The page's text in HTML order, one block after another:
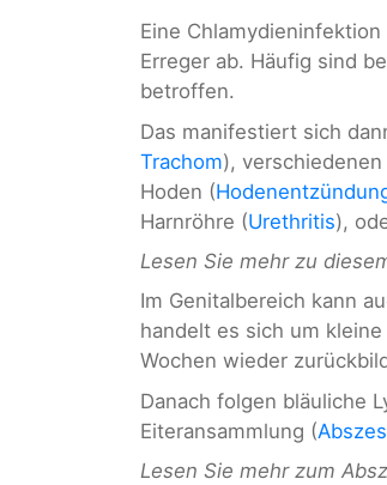
Eine
Erreger ab. Häufig sind
betroffen.
Das manifestiert sich
Trachom), verschiedenen
Hoden (
Harnröhre (Urethritis),
Lesen Sie mehr zu
Im Genitalbereich kann
handelt es sich um kleine
Wochen wieder
Danach folgen bläuliche
Eiteransammlung (
Lesen Sie mehr zum